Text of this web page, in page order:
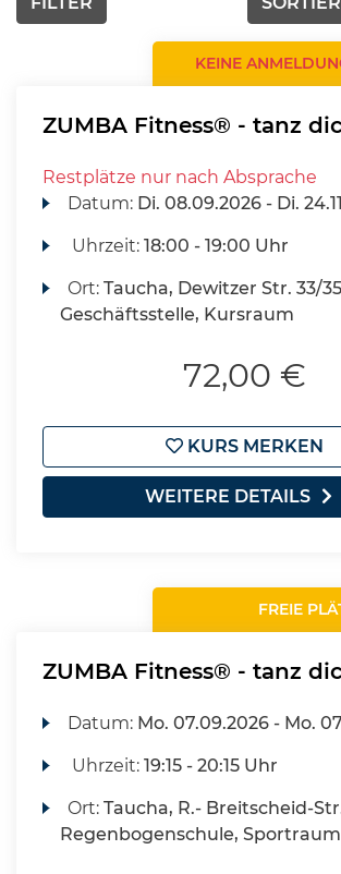
KEINE
ZUMBA Fitness® - tanz
Restplätze nur nach Absprache
Datum: Di. 08.09.2026 - Di.
Uhrzeit:18:00 - 19:00 Uhr
Ort:Taucha, Dewitzer Str. 33/
Geschäftsstelle, Kursraum
72,00 €
KURS MERKEN
WEITERE DETAILS
FREIE
ZUMBA Fitness® - tanz
Datum: Mo. 07.09.2026 - Mo.
Uhrzeit:19:15 - 20:15 Uhr
Ort:Taucha, R.- Breitscheid-Str.
Regenbogenschule, Sportraum